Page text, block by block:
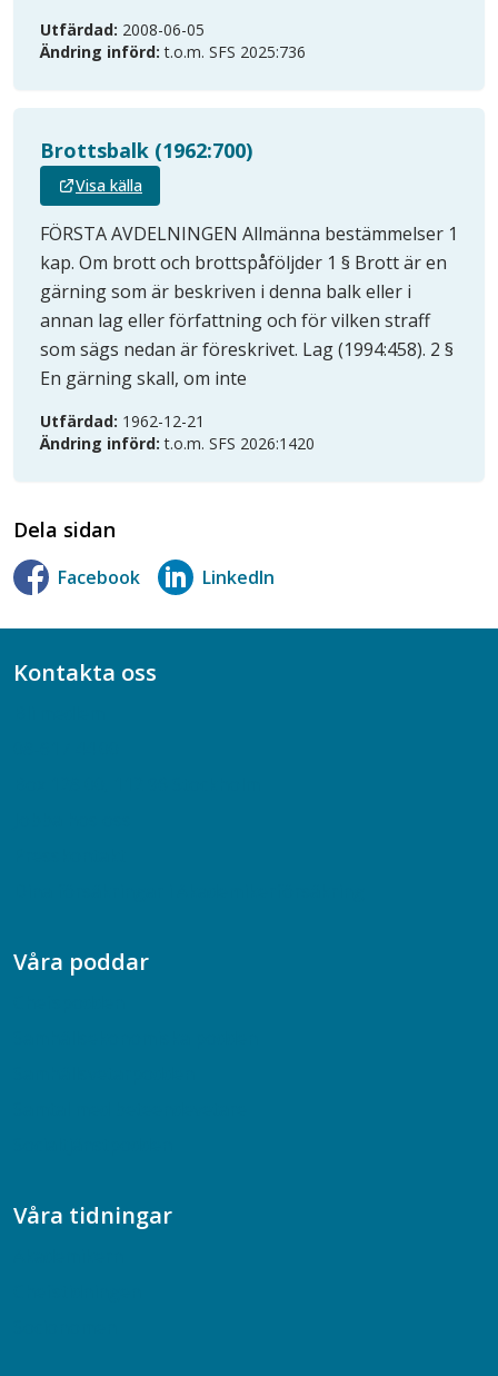
Utfärdad: 2008-06-05
Ändring införd: t.o.m. SFS 2025:736
Brottsbalk (1962:700)
Visa källa
FÖRSTA AVDELNINGEN Allmänna bestämmelser 1
kap. Om brott och brottspåföljder 1 § Brott är en
gärning som är beskriven i denna balk eller i
annan lag eller författning och för vilken straff
som sägs nedan är föreskrivet. Lag (1994:458). 2 §
En gärning skall, om inte
Utfärdad: 1962-12-21
Ändring införd: t.o.m. SFS 2026:1420
Dela sidan
Facebook LinkedIn
Kontakta oss
Våra poddar
Våra tidningar